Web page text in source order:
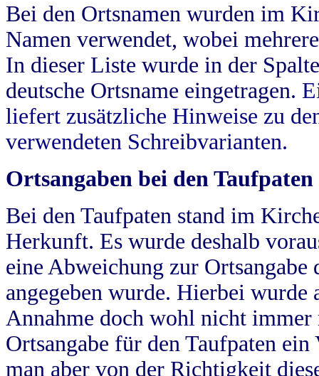
Bei den Ortsnamen wurden im
Namen verwendet, wobei
In dieser Liste wurde in der
deutsche Ortsname eingetragen.
liefert zusätzliche Hinweise zu
verwendeten Schreibvarianten.
Ortsangaben bei den Taufpaten
Bei den Taufpaten stand im
Herkunft. Es wurde deshalb
eine Abweichung zur
angegeben wurde. Hierbei wurde
Annahme doch wohl nicht
Ortsangabe für den Taufpaten
man aber von der Richtigkeit